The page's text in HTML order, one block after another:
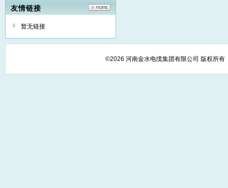
友情链接
暂无链接
©2026 河南金水电缆集团有限公司 版权所